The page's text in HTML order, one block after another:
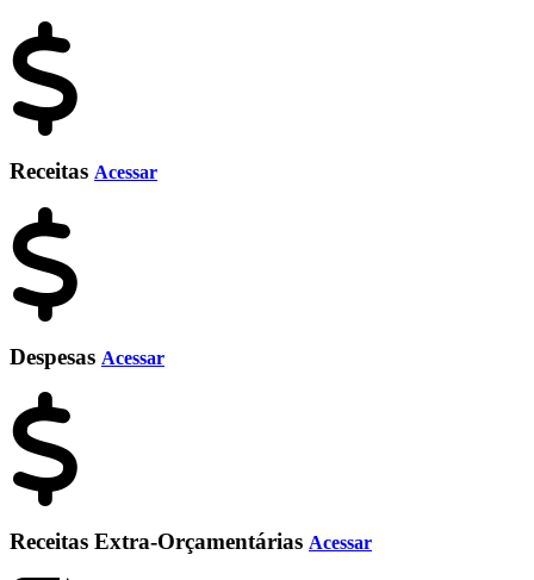
Receitas Acessar
Despesas Acessar
Receitas Extra-Orçamentárias Acessar